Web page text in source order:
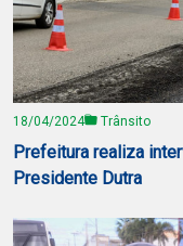
18/04/2024 Trânsito
Prefeitura realiza
Presidente Dutra